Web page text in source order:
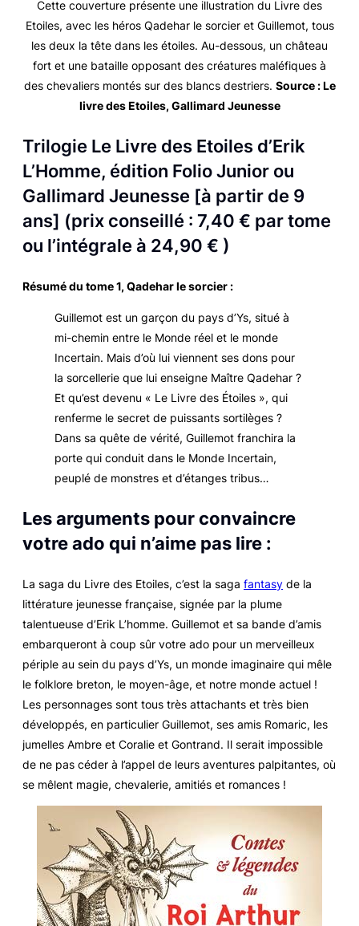
Cette couverture présente une illustration du Livre des
Etoiles, avec les héros Qadehar le sorcier et Guillemot, tous
les deux la tête dans les étoiles. Au-dessous, un château
fort et une bataille opposant des créatures maléfiques à
des chevaliers montés sur des blancs destriers. Source :Le
livre des Etoiles, Gallimard Jeunesse
Trilogie Le Livre des Etoiles d’Erik
L’Homme, édition Folio Junior ou
Gallimard Jeunesse [à partir de 9
ans] (prix conseillé : 7,40 € par tome
ou l’intégrale à 24,90 € )
Résumé du tome 1, Qadehar le sorcier :
Guillemot est un garçon du pays d’Ys, situé à
mi-chemin entre le Monde réel et le monde
Incertain. Mais d’où lui viennent ses dons pour
la sorcellerie que lui enseigne Maître Qadehar ?
Et qu’est devenu « Le Livre des Étoiles », qui
renferme le secret de puissants sortilèges ?
Dans sa quête de vérité, Guillemot franchira la
porte qui conduit dans le Monde Incertain,
peuplé de monstres et d’étanges tribus…
Les arguments pour convaincre
votre ado qui n’aime pas lire :
La saga du Livre des Etoiles, c’est la saga fantasy de la
littérature jeunesse française, signée par la plume
talentueuse d’Erik L’homme. Guillemot et sa bande d’amis
embarqueront à coup sûr votre ado pour un merveilleux
périple au sein du pays d’Ys, un monde imaginaire qui mêle
le folklore breton, le moyen-âge, et notre monde actuel !
Les personnages sont tous très attachants et très bien
développés, en particulier Guillemot, ses amis Romaric, les
jumelles Ambre et Coralie et Gontrand. Il serait impossible
de ne pas céder à l’appel de leurs aventures palpitantes, où
se mêlent magie, chevalerie, amitiés et romances !